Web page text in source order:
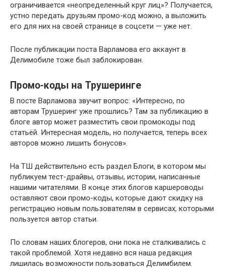
ограничивается «неопределенный круг лиц»? Получается,
устно передать друзьям промо-код можно, а выложить
его для них на своей странице в соцсети — уже нет.
После публикации поста Варламова его аккаунт в
Делимобиле тоже был заблокирован.
Промо-коды на Трушеринге
В посте Варламова звучит вопрос: «Интересно, по
авторам Трушеринг уже прошлись? Там за публикацию в
блоге автор может разместить свои промокоды под
статьёй. Интересная модель, но получается, теперь всех
авторов можно лишить бонусов».
На ТШ действительно есть раздел Блоги, в котором мы
публикуем тест-драйвы, отзывы, истории, написанные
нашими читателями. В конце этих блогов каршероводы
оставляют свои промо-коды, которые дают скидку на
регистрацию новым пользователям в сервисах, которыми
пользуется автор статьи.
По словам наших блогеров, они пока не сталкивались с
такой проблемой. Хотя недавно вся наша редакция
лишилась возможности пользоваться Делимбилем.